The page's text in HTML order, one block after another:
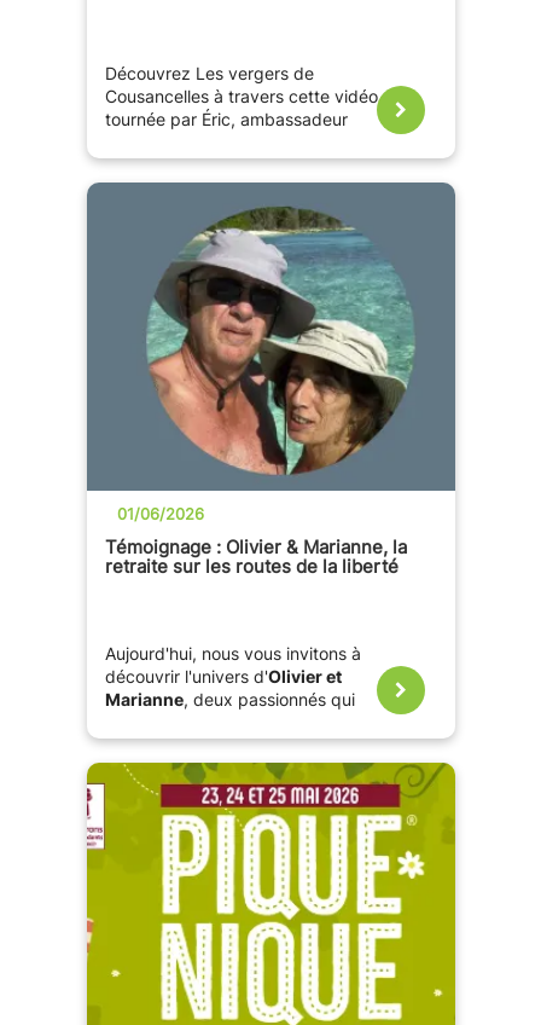
Découvrez Les vergers de
Cousancelles à travers cette vidéo
tournée par Éric, ambassadeur
01/06/2026
Témoignage : Olivier & Marianne, la
retraite sur les routes de la liberté
Aujourd'hui, nous vous invitons à
découvrir l'univers d'Olivier et
Marianne, deux passionnés qui
sur leur blog, judicieusement
baptisé« Olivier et Marianne sur
les routes de la retraite ».